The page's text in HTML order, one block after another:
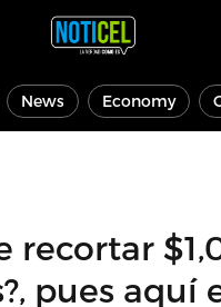
News Economy
recortar
pues aquí